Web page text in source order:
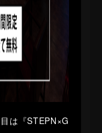
は『STEPN×G